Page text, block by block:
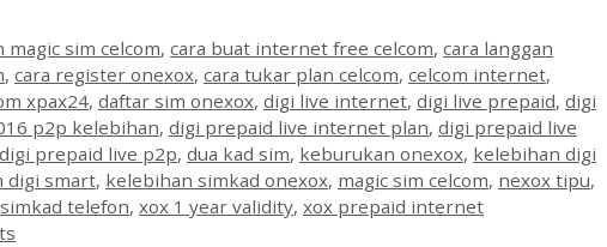
magic sim celcom,cara buat internet free celcom,cara langgan
, cara register onexox, cara tukar plan celcom, celcom internet,
xpax24, daftar sim onexox, digi live internet, digi live prepaid, digi
p2p kelebihan, digi prepaid live internet plan, digi prepaid live
prepaid live p2p, dua kad sim, keburukan onexox, kelebihan digi
digi smart, kelebihan simkad onexox, magic sim celcom, nexox tipu,
simkad telefon, xox 1 year validity, xox prepaid internet